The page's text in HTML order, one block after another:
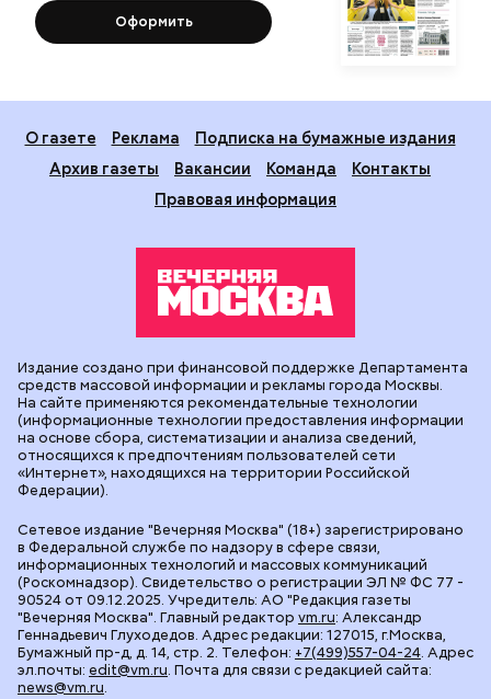
Оформить
О газете Реклама
Подписка на бумажные издания
Архив газеты
Вакансии Команда
Контакты
Правовая информация
Сетевое издание "Вечерняя Москва" (18+) зарегистрировано
в Федеральной службе по надзору в сфере связи,
информационных технологий и массовых коммуникаций
(Роскомнадзор). Свидетельство о регистрации ЭЛ № ФС 77 -
90524 от 09.12.2025. Учредитель: АО "Редакция газеты
"Вечерняя Москва". Главный редактор vm.ru: Александр
Геннадьевич Глуходедов. Адрес редакции: 127015, г.Москва,
Бумажный пр-д, д. 14, стр. 2. Телефон: +7(499)557-04-24. Адрес
эл.почты: edit@vm.ru. Почта для связи с редакцией сайта:
news@vm.ru.
Издание создано при финансовой поддержке Департамента
средств массовой информации и рекламы города Москвы.
На сайте применяются рекомендательные технологии
(информационные технологии предоставления информации
на основе сбора, систематизации и анализа сведений,
относящихся к предпочтениям пользователей сети
«Интернет», находящихся на территории Российской
Федерации).